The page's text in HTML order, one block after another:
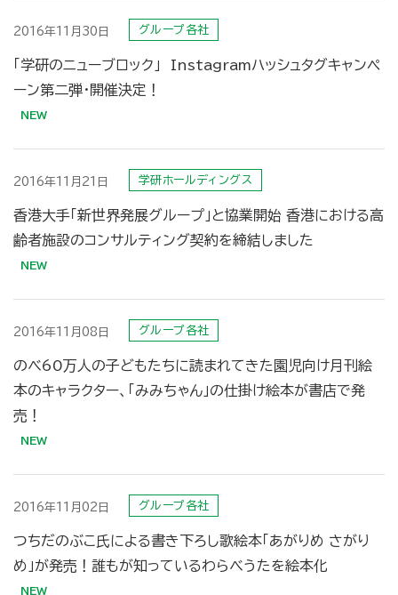
2016年11月30日 グループ各社
「学研のニューブロック」 Instagramハッシュタグキャンペ
ーン第二弾・開催決定！
2016年11月21日 学研ホールディングス
香港大手「新世界発展グループ」と協業開始 香港における高
齢者施設のコンサルティング契約を締結しました
2016年11月08日 グループ各社
のべ60万人の子どもたちに読まれてきた園児向け月刊絵
本のキャラクター、「みみちゃん」の仕掛け絵本が書店で発
売！
2016年11月02日 グループ各社
つちだのぶこ氏による書き下ろし歌絵本「あがりめ さがり
め」が発売！誰もが知っているわらべうたを絵本化